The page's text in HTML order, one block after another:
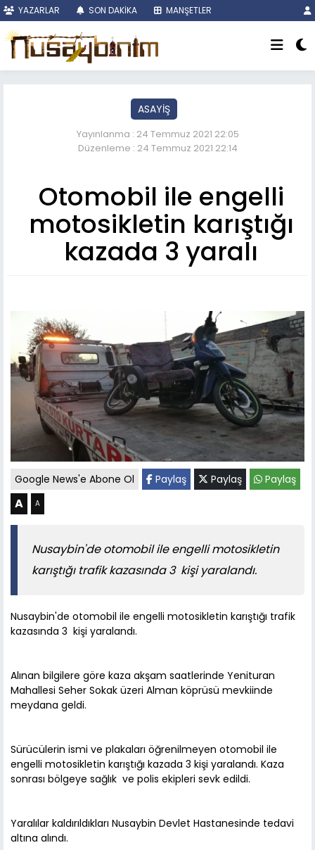
YAZARLAR SON DAKİKA MANŞETLER
ASAYİŞ
Yayınlanma : 24 Temmuz 2021 22:05
Düzenleme : 24 Temmuz 2021 22:14
Otomobil ile engelli
motosikletin karıştığı
kazada 3 yaralı
Google News'e Abone Ol Paylaş Paylaş Paylaş
A A
Nusaybin'de otomobil ile engelli motosikletin
karıştığı trafik kazasında 3 kişi yaralandı.
Nusaybin'de otomobil ile engelli motosikletin karıştığı trafik
kazasında 3 kişi yaralandı.
Alınan bilgilere göre kaza akşam saatlerinde Yenituran
Mahallesi Seher Sokak üzeri Alman köprüsü mevkiinde
meydana geldi.
Sürücülerin ismi ve plakaları öğrenilmeyen otomobil ile
engelli motosikletin karıştığı kazada 3 kişi yaralandı. Kaza
sonrası bölgeye sağlık ve polis ekipleri sevk edildi.
Yaralılar kaldırıldıkları Nusaybin Devlet Hastanesinde tedavi
altına alındı.